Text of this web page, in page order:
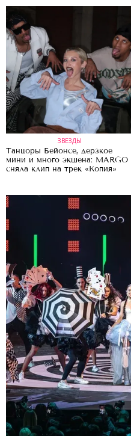
ЗВЕЗДЫ
Танцоры Бейонсе, дерзкое
мини и много экшена: MARGO
сняла клип на трек «Копия»